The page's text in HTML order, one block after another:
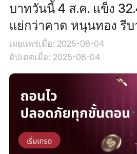
บาทวันนี้ 4 ส.ค. แข็ง
แย่กว่าคาด หนุนทอง รีบ
เผยแพร่เมื่อ: 2025-08-04
อัปเดตเมื่อ: 2025-08-04